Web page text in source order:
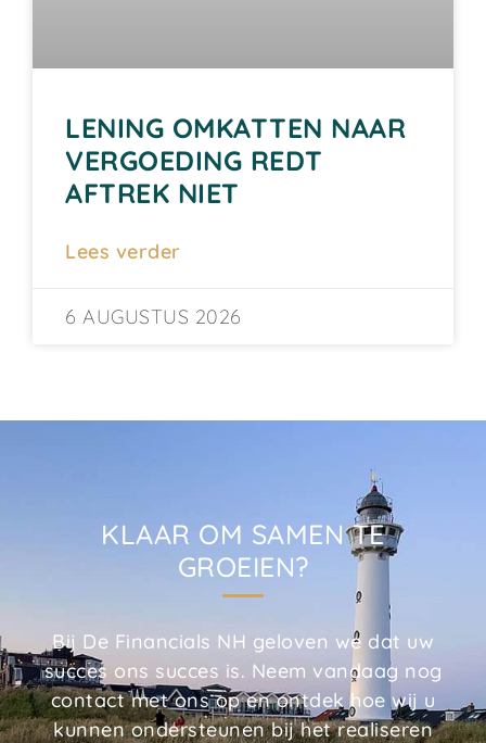
LENING OMKATTEN NAAR
VERGOEDING REDT
AFTREK NIET
Lees verder
6 AUGUSTUS 2026
KLAAR OM SAMEN TE
GROEIEN?
Bij De Financials NH geloven we dat uw
succes ons succes is. Neem vandaag nog
contact met ons op en ontdek hoe wij u
kunnen ondersteunen bij het realiseren